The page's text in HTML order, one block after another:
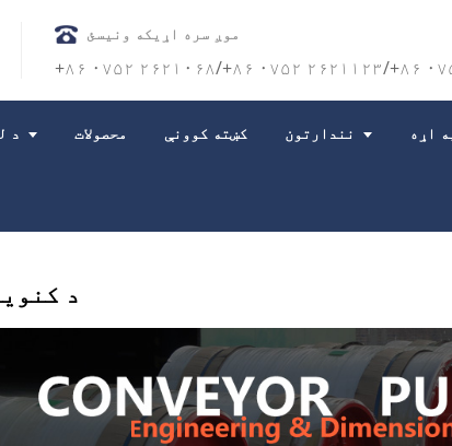
موږ سره اړیکه ونیسئ
+۸۶ ۰۷۵۲ ۲۶۲۱۱۲۳/+۸۶ ۰۷۵۲ ۳۵۳۹۳۰۸
د محصولات کښته کوونې نندارتون اړه
د